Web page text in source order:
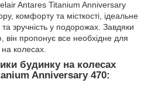
Antares Titanium Anniversary
комфорту та місткості, ідеальне
зручність у подорожах. Завдяки
пропонує все необхідне для
колесах.
будинку на колесах
Anniversary 470: